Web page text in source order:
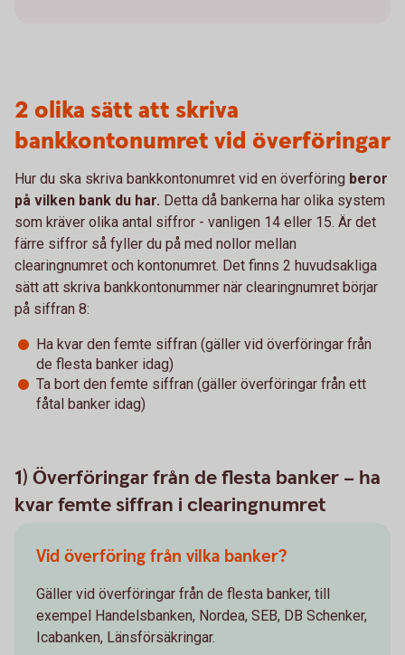
2 olika sätt att skriva
bankkontonumret vid överföringar
Hur du ska skriva bankkontonumret vid en överföring beror
på vilken bank du har. Detta då bankerna har olika system
som kräver olika antal siffror - vanligen 14 eller 15. Är det
färre siffror så fyller du på med nollor mellan
clearingnumret och kontonumret. Det finns 2 huvudsakliga
sätt att skriva bankkontonummer när clearingnumret börjar
på siffran 8:
Ha kvar den femte siffran (gäller vid överföringar från
de flesta banker idag)
Ta bort den femte siffran (gäller överföringar från ett
fåtal banker idag)
1) Överföringar från de flesta banker – ha
kvar femte siffran i clearingnumret
Vid överföring från vilka banker?
Gäller vid överföringar från de flesta banker, till
exempel Handelsbanken, Nordea, SEB, DB Schenker,
Icabanken, Länsförsäkringar.